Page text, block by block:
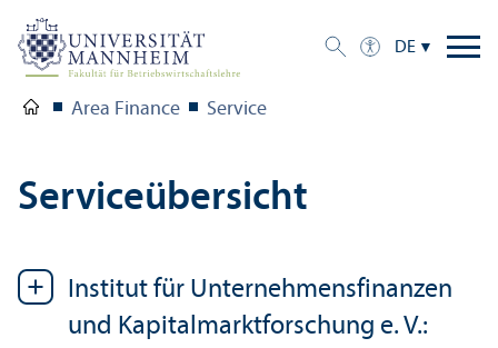
DE
Area Finance Service
Serviceübersicht
Institut für Unter­nehmens­finanzen
und Kapital­markt­forschung e. V.: